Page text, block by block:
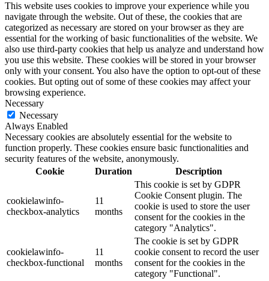
This website uses cookies to improve your experience while you
navigate through the website. Out of these, the cookies that are
categorized as necessary are stored on your browser as they are
essential for the working of basic functionalities of the website. We
also use third-party cookies that help us analyze and understand how
you use this website. These cookies will be stored in your browser
only with your consent. You also have the option to opt-out of these
cookies. But opting out of some of these cookies may affect your
browsing experience.
Necessary
Necessary
Always Enabled
Necessary cookies are absolutely essential for the website to
function properly. These cookies ensure basic functionalities and
security features of the website, anonymously.
Cookie
Duration Description
cookielawinfo-
checkbox-analytics
11
months
This cookie is set by GDPR
Cookie Consent plugin. The
cookie is used to store the user
consent for the cookies in the
category "Analytics".
cookielawinfo-
checkbox-functional
11
months
The cookie is set by GDPR
cookie consent to record the user
consent for the cookies in the
category "Functional".